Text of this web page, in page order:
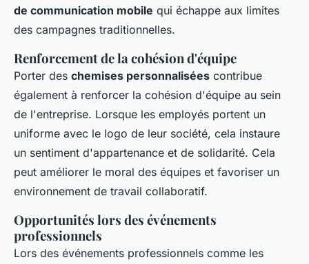
de communication mobile qui échappe aux limites
des campagnes traditionnelles.
Renforcement de la cohésion d'équipe
Porter des chemises personnalisées contribue
également à renforcer la cohésion d'équipe au sein
de l'entreprise. Lorsque les employés portent un
uniforme avec le logo de leur société, cela instaure
un sentiment d'appartenance et de solidarité. Cela
peut améliorer le moral des équipes et favoriser un
environnement de travail collaboratif.
Opportunités lors des événements
professionnels
Lors des événements professionnels comme les